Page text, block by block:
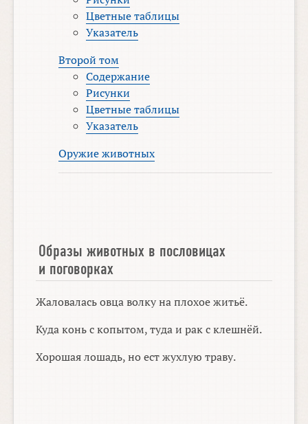
Цветные таблицы
Указатель
Второй том
Содержание
Рисунки
Цветные таблицы
Указатель
Оружие животных
Образы животных в пословицах
и поговорках
Жаловалась овца волку на плохое житьё.
Куда конь с копытом, туда и рак с клешнёй.
Хорошая лошадь, но ест жухлую траву.